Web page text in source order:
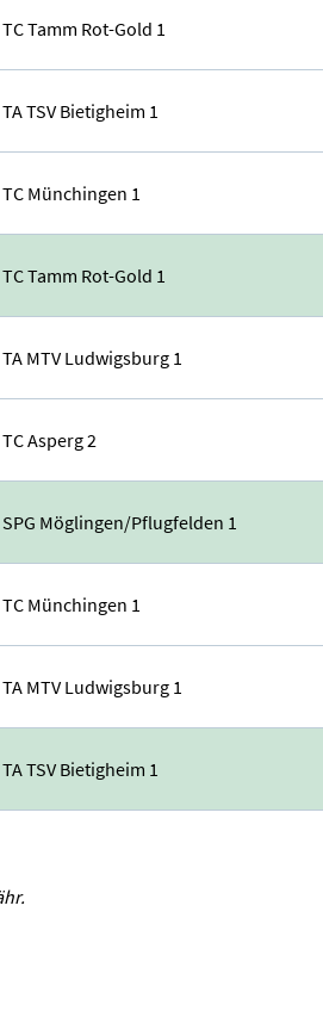
TC Tamm Rot-Gold 1
TA TSV Bietigheim 1
TC Münchingen 1
TC Tamm Rot-Gold 1
TA MTV Ludwigsburg 1
TC Asperg 2
SPG Möglingen/Pflugfelden 1
TC Münchingen 1
TA MTV Ludwigsburg 1
TA TSV Bietigheim 1